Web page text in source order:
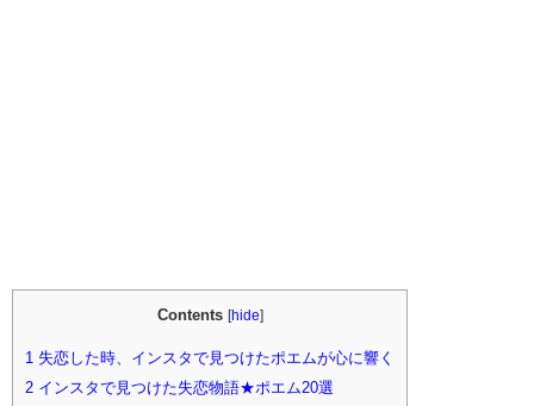
Contents [hide]
1 失恋した時、インスタで見つけたポエムが心に響く
2 インスタで見つけた失恋物語★ポエム20選